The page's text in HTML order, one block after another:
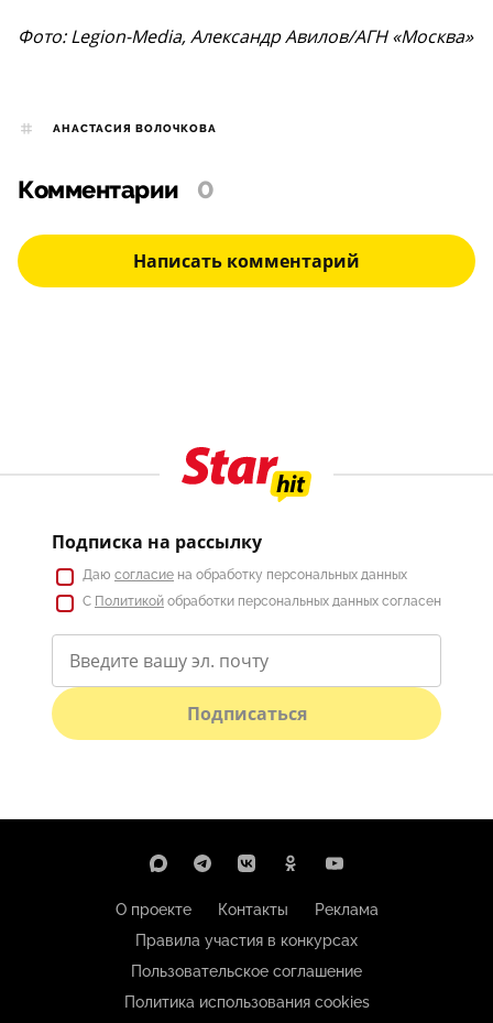
Фото: Legion-Media, Александр Авилов/АГН «Москва»
АНАСТАСИЯ ВОЛОЧКОВА
Комментарии 0
Написать комментарий
Подписка на рассылку
Даю согласие на обработку персональных данных
С Политикой обработки персональных данных согласен
Подписаться
О проекте Контакты
Реклама
Правила участия в конкурсах
Пользовательское соглашение
Политика использования cookies